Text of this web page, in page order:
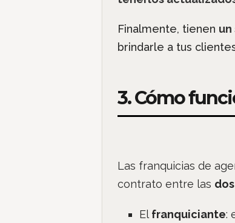
Finalmente, tienen
brindarle a tus
3. Cómo
Las franquicias de
contrato entre las
El franquiciante: